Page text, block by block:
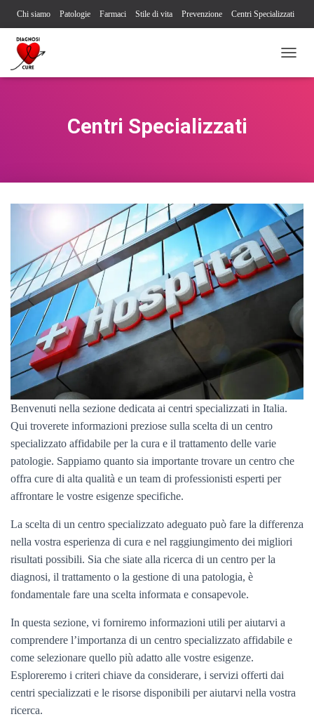
Chi siamo Patologie Farmaci Stile di vita Prevenzione Centri Specializzati
Associazioni Pazienti
A
N
O
G
G
L
E
Centri Specializzati
Benvenuti nella sezione dedicata ai centri specializzati in Italia.
Qui troverete informazioni preziose sulla scelta di un centro
specializzato affidabile per la cura e il trattamento delle varie
patologie. Sappiamo quanto sia importante trovare un centro che
offra cure di alta qualità e un team di professionisti esperti per
affrontare le vostre esigenze specifiche.
La scelta di un centro specializzato adeguato può fare la differenza
nella vostra esperienza di cura e nel raggiungimento dei migliori
risultati possibili. Sia che siate alla ricerca di un centro per la
diagnosi, il trattamento o la gestione di una patologia, è
fondamentale fare una scelta informata e consapevole.
In questa sezione, vi forniremo informazioni utili per aiutarvi a
comprendere l’importanza di un centro specializzato affidabile e
come selezionare quello più adatto alle vostre esigenze.
Esploreremo i criteri chiave da considerare, i servizi offerti dai
centri specializzati e le risorse disponibili per aiutarvi nella vostra
ricerca.